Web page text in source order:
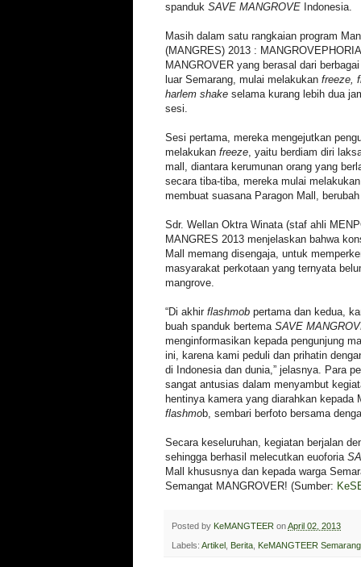
spanduk SAVE MANGROVE Indonesia.
Masih dalam satu rangkaian program
(MANGRES) 2013 :
MANGROVER yang berasal dari
luar Semarang, mulai melakukan freeze,
harlem shake selama kurang lebih dua
sesi.
Sesi pertama, mereka mengejutkan
melakukan freeze, yaitu berdiam diri
mall, diantara kerumunan orang yang
secara tiba-tiba, mereka mulai
membuat suasana Paragon Mall,
Sdr. Wellan Oktra Winata (staf ahli
MANGRES 2013 menjelaskan bahwa
Mall memang disengaja, untuk
masyarakat perkotaan yang ternyata
mangrove.
“Di akhir flashmob pertama dan kedua,
buah spanduk bertema SAVE
menginformasikan kepada pengunjung
ini, karena kami peduli dan prihatin
di Indonesia dan dunia,” jelasnya. Para
sangat antusias dalam menyambut
hentinya kamera yang diarahkan kepada
flashmob, sembari berfoto bersama
Secara keseluruhan, kegiatan berjalan
sehingga berhasil melecutkan euoforia
Mall khususnya dan kepada warga
Semangat MANGROVER! (Sumber:
Posted by KeMANGTEER onApril 02, 2013
Labels: Artikel Berita KeMANGTEER Semarang